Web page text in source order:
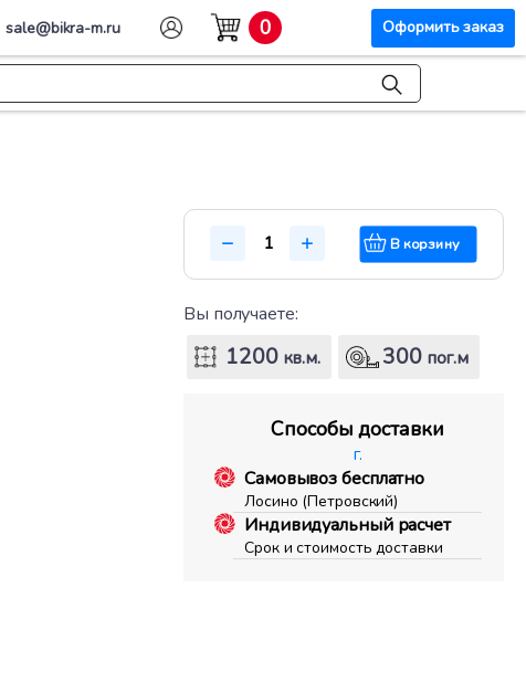
sale@bikra-m.ru 0 Оформить заказ
В корзину
Вы получаете:
1200кв.м. 300пог.м
Способы доставки
г.
Самовывоз бесплатно
Лосино (Петровский)
Индивидуальный расчет
Срок и стоимость доставки